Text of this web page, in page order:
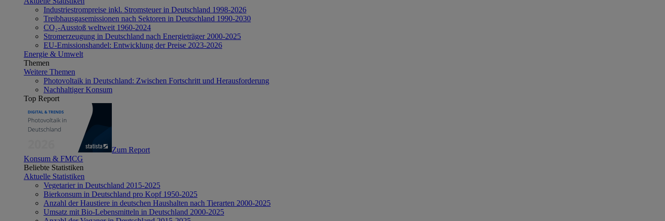
Industriestrompreise inkl. Stromsteuer in Deutschland 1998-2026
Treibhausgasemissionen nach Sektoren in Deutschland 1990-2030
CO₂-Ausstoß weltweit 1960-2024
Stromerzeugung in Deutschland nach Energieträger 2000-2025
EU-Emissionshandel: Entwicklung der Preise 2023-2026
Energie & Umwelt
Themen
Weitere Themen
Photovoltaik in Deutschland: Zwischen Fortschritt und Herausforderung
Nachhaltiger Konsum
Top Report
Zum Report
Konsum & FMCG
Beliebte Statistiken
Aktuelle Statistiken
Vegetarier in Deutschland 2015-2025
Bierkonsum in Deutschland pro Kopf 1950-2025
Anzahl der Haustiere in deutschen Haushalten nach Tierarten 2000-2025
Umsatz mit Bio-Lebensmitteln in Deutschland 2000-2025